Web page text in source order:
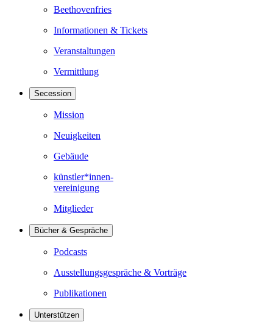
Beethovenfries
Informationen & Tickets
Veranstaltungen
Vermittlung
Secession
Mission
Neuigkeiten
Gebäude
künstler*innen-
vereinigung
Mitglieder
Bücher & Gespräche
Podcasts
Ausstellungsgespräche & Vorträge
Publikationen
Unterstützen